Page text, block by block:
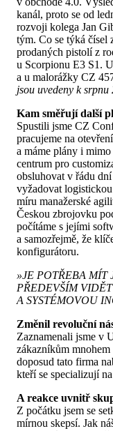
kanál, proto se od
rozvoji kolega Jan
tým. Co se týká čísel
prodaných pistolí z
u Scorpionu E3 S1.
a u malorážky CZ
jsou uvedeny k
Kam směřují další
Spustili jsme CZ
pracujeme na
a máme plány i
centrum pro
obsluhovat v řádu
vyžadovat
míru manažerské
Českou zbrojovku
počítáme s jejími
a samozřejmě, že
konfigurátoru.
»JE POTŘEBA MÍT
PŘEDEVŠÍM
A SYSTÉMOVOU
Změnil revoluční
Zaznamenali jsme v
zákazníkům
doposud tato firma
kteří se specializují
A reakce uvnitř
Z počátku jsem se
mírnou skepsí. Jak